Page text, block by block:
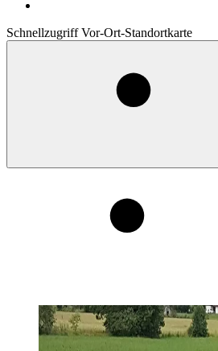
Schnellzugriff Vor-Ort-Standortkarte